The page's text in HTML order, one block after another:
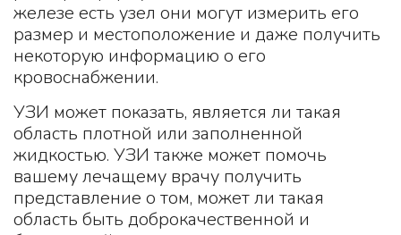
железе есть узел они могут измерить его
размер и местоположение и даже получить
некоторую информацию о его
кровоснабжении.
УЗИ может показать, является ли такая
область плотной или заполненной
жидкостью. УЗИ также может помочь
вашему лечащему врачу получить
представление о том, может ли такая
область быть доброкачественной и